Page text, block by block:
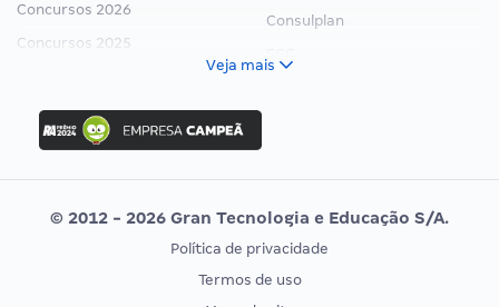
Concursos 2026
Concursos 2025
Concurso Ibama
Concurso MPU
Editais publicados
Consulplan
Vunesp
CONCURSOS POR PROFISSÃO
EXAME DE ORDEM
Veja mais
© 2012 - 2026 Gran Tecnologia e Educação S/A.
Política de privacidade
Termos de uso